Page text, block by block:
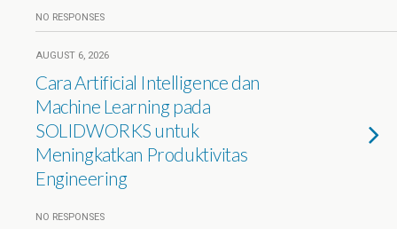
NO RESPONSES
AUGUST 6, 2026
Cara Artificial Intelligence dan
Machine Learning pada
SOLIDWORKS untuk
Meningkatkan Produktivitas
Engineering
NO RESPONSES